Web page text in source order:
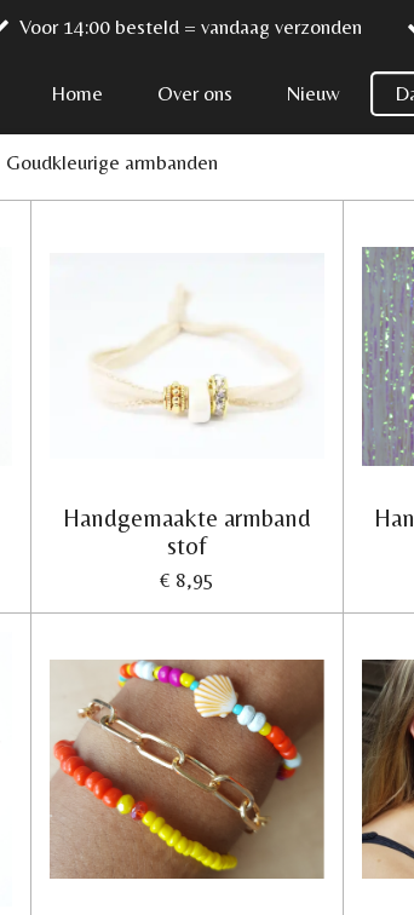
Voor 14:00 besteld = vandaag verzonden
Home Over ons Nieuw
Goudkleurige armbanden
Handgemaakte armband
stof
€ 8,95